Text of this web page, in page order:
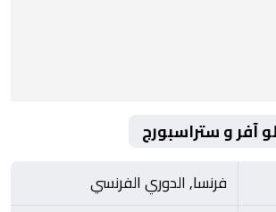
آفر و ستراسبورج
فرنسا, الدوري الفرنسي